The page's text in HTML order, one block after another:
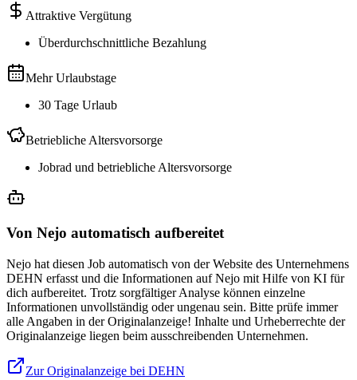
Attraktive Vergütung
Überdurchschnittliche Bezahlung
Mehr Urlaubstage
30 Tage Urlaub
Betriebliche Altersvorsorge
Jobrad und betriebliche Altersvorsorge
Von Nejo automatisch aufbereitet
Nejo hat diesen Job automatisch von der Website des Unternehmens
DEHN erfasst und die Informationen auf Nejo mit Hilfe von KI für
dich aufbereitet. Trotz sorgfältiger Analyse können einzelne
Informationen unvollständig oder ungenau sein. Bitte prüfe immer
alle Angaben in der Originalanzeige! Inhalte und Urheberrechte der
Originalanzeige liegen beim ausschreibenden Unternehmen.
Zur Originalanzeige bei DEHN